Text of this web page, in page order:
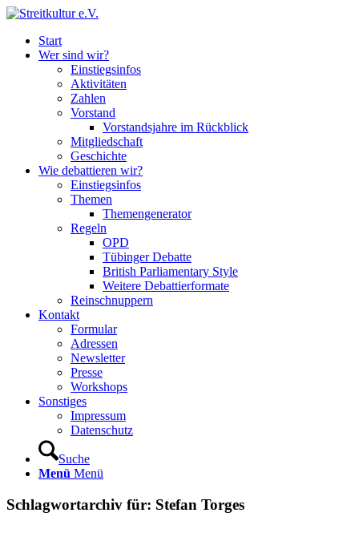
Start
Wer sind wir?
Einstiegsinfos
Aktivitäten
Zahlen
Vorstand
Vorstandsjahre im Rückblick
Mitgliedschaft
Geschichte
Wie debattieren wir?
Einstiegsinfos
Themen
Themengenerator
Regeln
OPD
Tübinger Debatte
British Parliamentary Style
Weitere Debattierformate
Reinschnuppern
Kontakt
Formular
Adressen
Newsletter
Presse
Workshops
Sonstiges
Impressum
Datenschutz
Suche
Menü Menü
Schlagwortarchiv für: Stefan Torges